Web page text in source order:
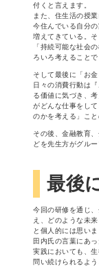
付くと言えます。
また、住生活の授
今住んでいる自分
増えてきている。
「持続可能な社会
ろいろ考えること
そして最後に「お
日々の消費行動は
る価値に気づき、
がどんな仕事をし
のかを考える」こと
その後、金融教育
どを先生方がグル
最後
今回の研修を通じ
え、どのような未
と個人的には思いま
田内氏の言葉にあ
実践においても、
問い続けられるよ